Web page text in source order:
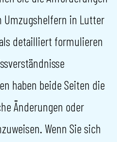
Umzugshelfern in Lutter
detailliert formulieren
haben beide Seiten die
Änderungen oder
Wenn Sie sich